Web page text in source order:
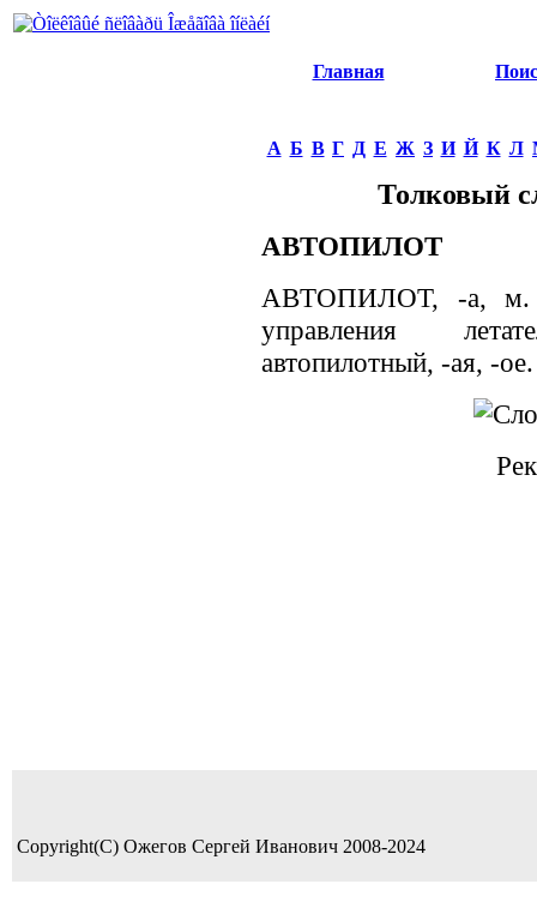
Главная
А Б В Г Д Е Ж З И Й К Л
Толковый
АВТОПИЛОТ
АВТОПИЛОТ, -а, м.
управления
автопилотный, -ая, -ое.
Copyright(C) Ожегов Сергей Иванович 2008-2024